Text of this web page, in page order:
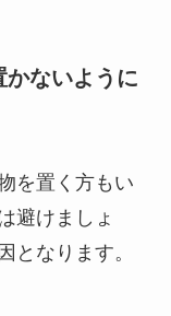
かないように
を置く方もい
避けましょ
となります。